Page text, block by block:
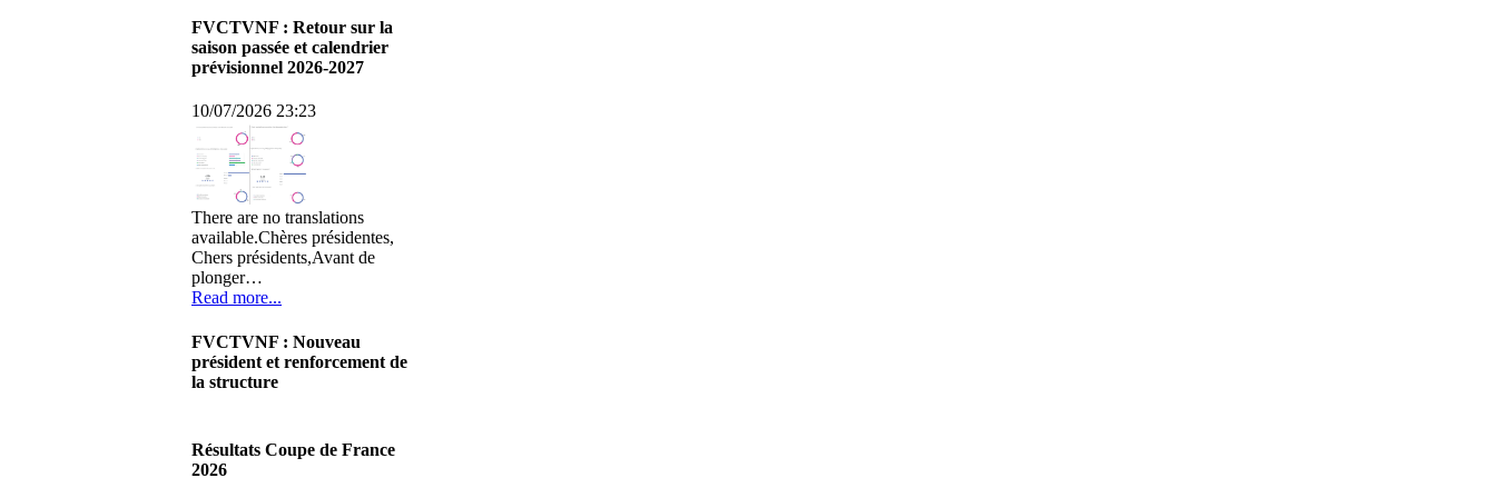
FVCTVNF : Retour sur la
saison passée et calendrier
prévisionnel 2026-2027
10/07/2026 23:23
There are no translations
available.Chères présidentes,
Chers présidents,Avant de
plonger…
Read more...
FVCTVNF : Nouveau
président et renforcement de
la structure
There are no translations
available.Chères Présidentes,
Résultats Coupe de France
2026